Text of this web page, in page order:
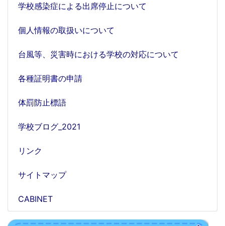
学校感染症による出席停止について
個人情報の取扱いについて
台風等、災害時における学校の対応について
各種証明書の申請
体罰防止標語
学校ブログ_2021
リンク
サイトマップ
CABINET